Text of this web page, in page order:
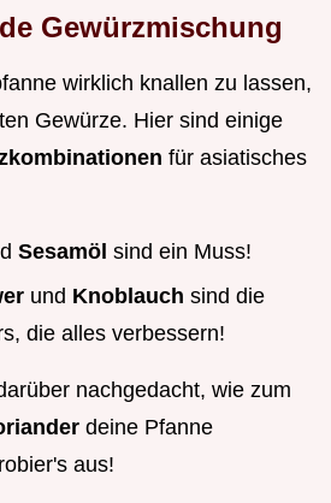
Gewürzmischung
wirklich knallen zu lassen,
Gewürze. Hier sind einige
für asiatisches
Sesamöl sind ein Muss!
und Knoblauch sind die
die alles verbessern!
nachgedacht, wie zum
deine Pfanne
aus!